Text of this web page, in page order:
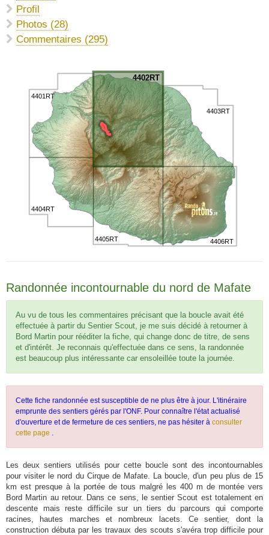
Profil
Photos (28)
Commentaires (295)
4401RT
4402RT
4403RT
4404RT
4405RT 4406RT
Randonnée incontournable du nord de Mafate
Au vu de tous les commentaires précisant que la boucle avait été
effectuée à partir du Sentier Scout, je me suis décidé à retourner à
Bord Martin pour rééditer la fiche, qui change donc de titre, de sens
et d'intérêt. Je reconnais qu'effectuée dans ce sens, la randonnée
est beaucoup plus intéressante car ensoleillée toute la journée.
Cette fiche randonnée est susceptible de ne plus être à jour. L'itinéraire
emprunte des sentiers gérés par l'ONF. Pour connaître l'état actualisé
d'ouverture et de fermeture de ces sentiers, ne pas hésiter à consulter
cette page
Les deux sentiers utilisés pour cette boucle sont des incontournables
pour visiter le nord du Cirque de Mafate. La boucle, d'un peu plus de 15
km est presque à la portée de tous malgré les 400 m de montée vers
Bord Martin au retour. Dans ce sens, le sentier Scout est totalement en
descente mais reste difficile sur un tiers du parcours qui comporte
racines, hautes marches et nombreux lacets. Ce sentier, dont la
construction débuta par les travaux des scouts s'avéra trop difficile pour